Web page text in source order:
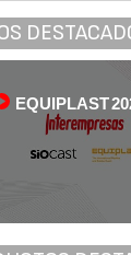
EQUIPLAST